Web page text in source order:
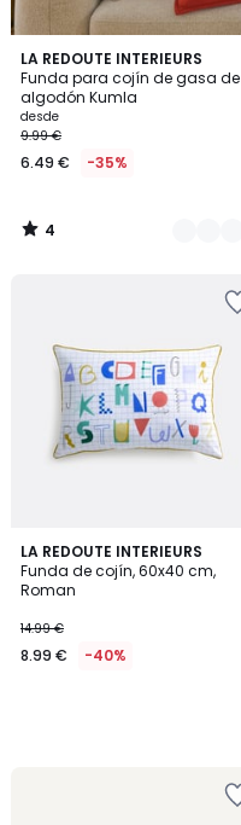
LA REDOUTE INTERIEURS
Funda para cojín de gasa de
algodón Kumla
desde
9.99 €
6.49 € -35%
4
/
5
2
Colores
4
/
LA REDOUTE INTERIEURS
Funda de cojín, 60x40 cm,
Roman
14.99 €
8.99 € -40%